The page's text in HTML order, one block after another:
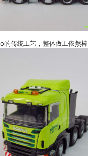
的传统工艺，整体做工依然棒